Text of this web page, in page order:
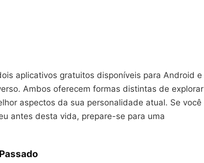
aplicativos gratuitos disponíveis para Android e
Ambos oferecem formas distintas de explorar
aspectos da sua personalidade atual. Se você
antes desta vida, prepare-se para uma